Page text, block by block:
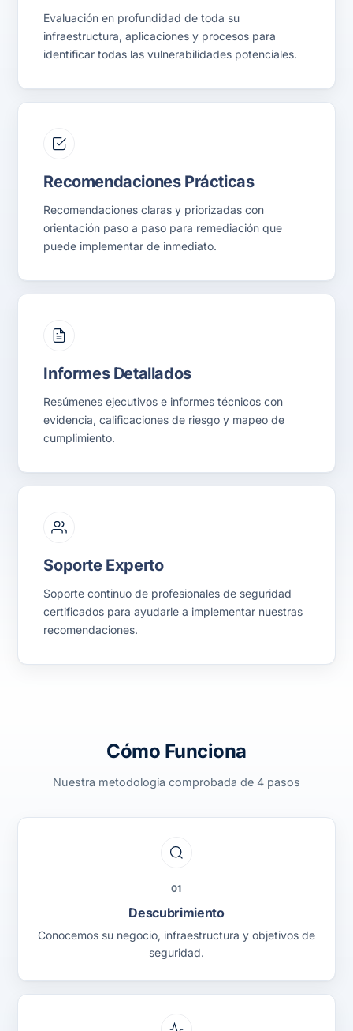
Evaluación en profundidad de toda su
infraestructura, aplicaciones y procesos para
identificar todas las vulnerabilidades potenciales.
Recomendaciones Prácticas
Recomendaciones claras y priorizadas con
orientación paso a paso para remediación que
puede implementar de inmediato.
Informes Detallados
Resúmenes ejecutivos e informes técnicos con
evidencia, calificaciones de riesgo y mapeo de
cumplimiento.
Soporte Experto
Soporte continuo de profesionales de seguridad
certificados para ayudarle a implementar nuestras
recomendaciones.
Cómo Funciona
Nuestra metodología comprobada de 4 pasos
01
Descubrimiento
Conocemos su negocio, infraestructura y objetivos de
seguridad.